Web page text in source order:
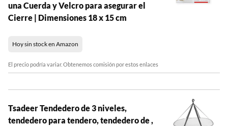
una Cuerda y Velcro para asegurar el
Cierre | Dimensiones 18 x 15 cm
Hoy sin stock en Amazon
El precio podría variar. Obtenemos comisión por estos enlaces
Tsadeer Tendedero de 3 niveles,
tendedero para tendero, tendedero de ,